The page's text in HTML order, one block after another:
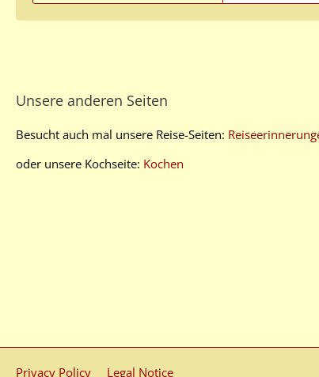
Unsere anderen Seiten
Besucht auch mal unsere Reise-Seiten:
oder unsere Kochseite: Kochen
Privacy Policy Legal Notice